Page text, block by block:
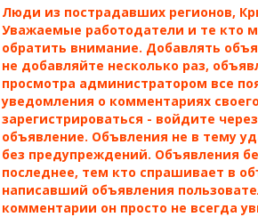
Люди из пострадавших регионов,
Уважаемые работодатели и те кто
обратить внимание. Добавлять
не добавляйте несколько раз,
просмотра администратором все
уведомления о комментариях
зарегистрироваться - войдите
объявление. Объвления не в тему
без предупреждений. Объявления
последнее, тем кто спрашивает в
написавший объявления
комментарии он просто не всегда